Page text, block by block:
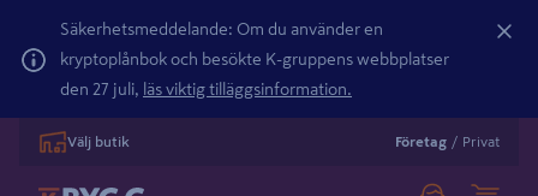
Säkerhetsmeddelande: Om du använder en
kryptoplånbok och besökte K-gruppens webbplatser
den 27 juli, läs viktig tilläggsinformation.
Välj butik Företag / Privat